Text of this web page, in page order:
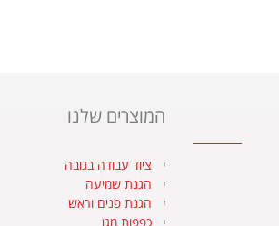
המוצרים שלנו
ציוד עבודה בגובה
הגנת שמיעה
הגנת פנים וראש
כפפות מגן